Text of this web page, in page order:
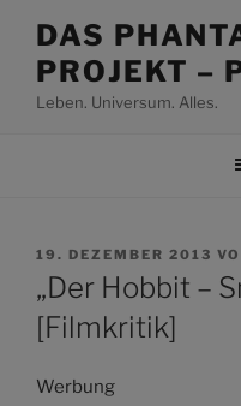
Inhalt
springen
DAS
PROJEKT –
Leben. Universum. Alles.
VERÖFFENTLICHT
AM
19. DEZEMBER 2013
„Der Hobbit –
[Filmkritik]
Werbung